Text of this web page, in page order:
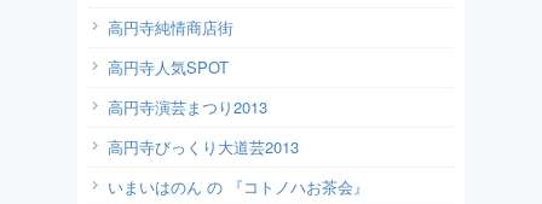
高円寺純情商店街
高円寺人気SPOT
高円寺演芸まつり2013
高円寺びっくり大道芸2013
いまいはのん の 『コトノハお茶会』